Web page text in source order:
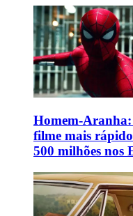
Homem-
filme mais
500 milhões nos